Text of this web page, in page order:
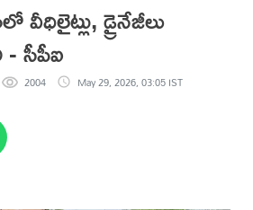
డ్రైనేజీలు
సీపీఐ
2004 May 29, 2026, 03:05 IST